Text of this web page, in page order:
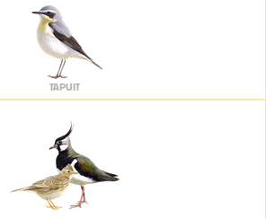
TAPUIT